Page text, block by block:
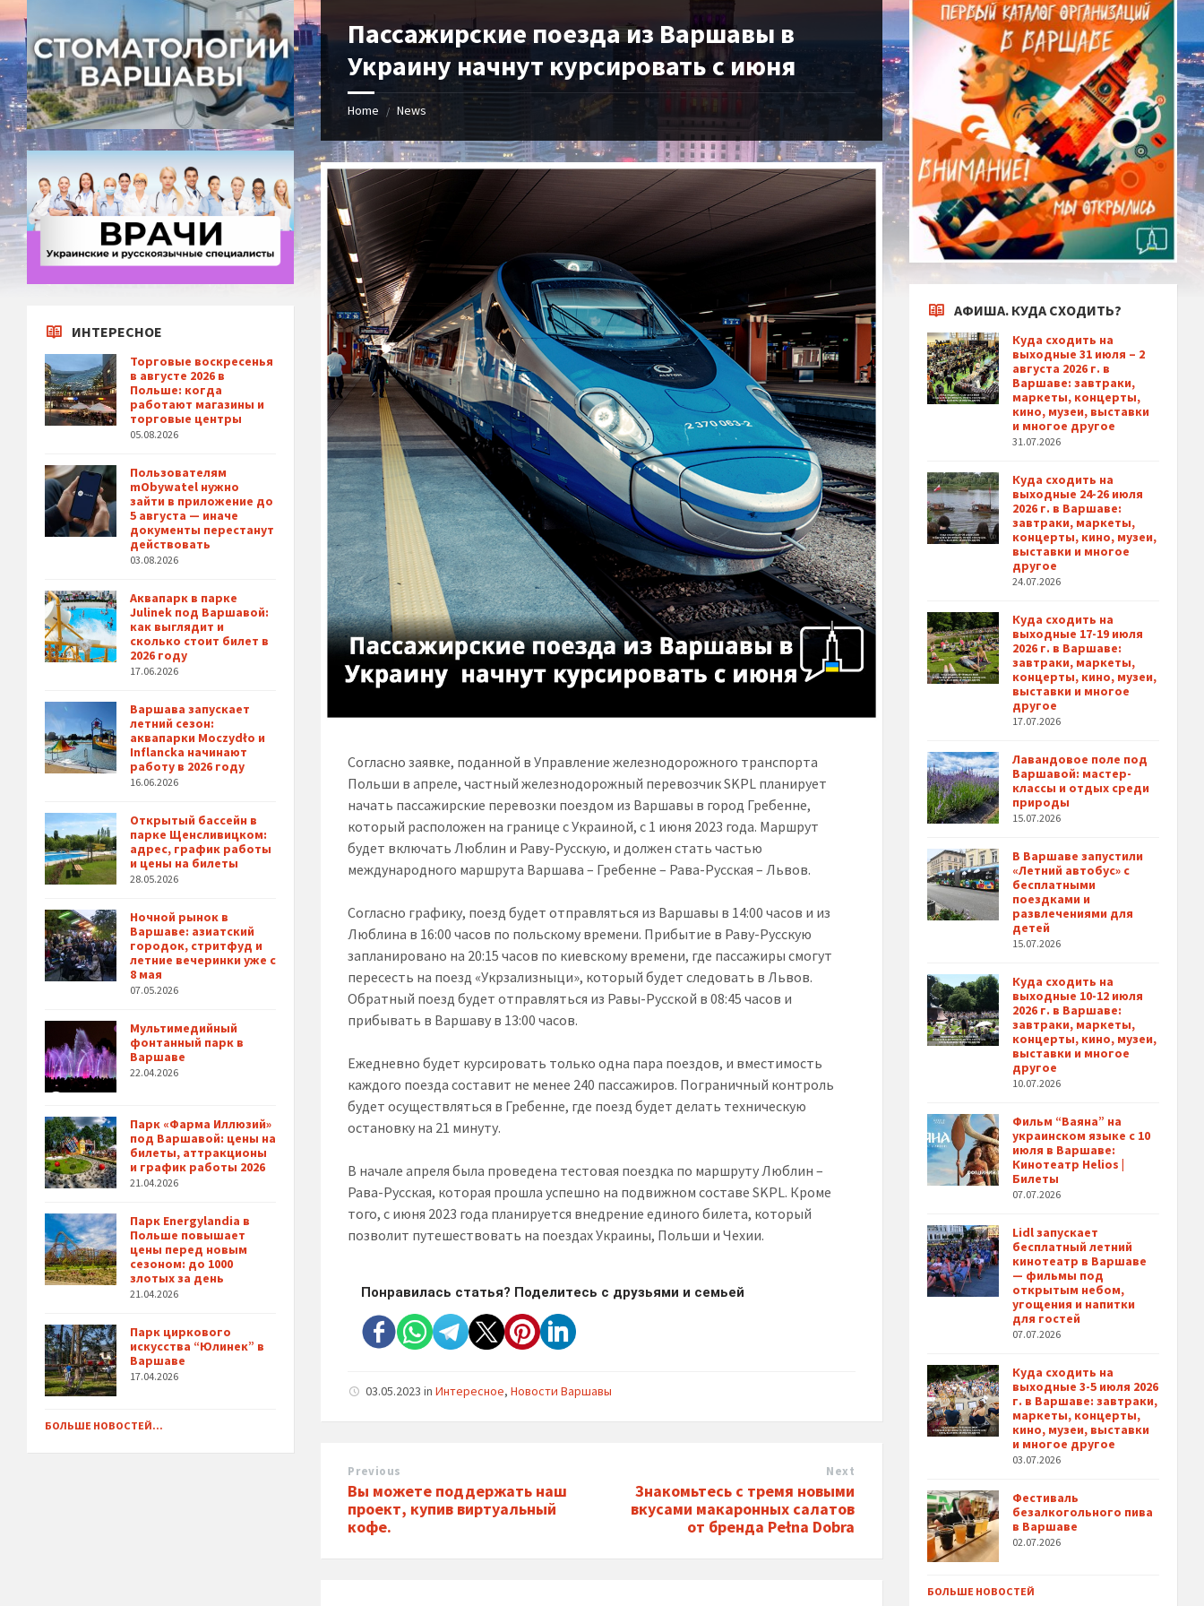
Пассажирские поезда из Варшавы в
Украину начнут курсировать с июня
Home / News
Согласно заявке, поданной в Управление железнодорожного транспорта
Польши в апреле, частный железнодорожный перевозчик SKPL планирует
начать пассажирские перевозки поездом из Варшавы в город Гребенне,
который расположен на границе с Украиной, с 1 июня 2023 года. Маршрут
будет включать Люблин и Раву-Русскую, и должен стать частью
международного маршрута Варшава – Гребенне – Рава-Русская – Львов.
Согласно графику, поезд будет отправляться из Варшавы в 14:00 часов и из
Люблина в 16:00 часов по польскому времени. Прибытие в Раву-Русскую
запланировано на 20:15 часов по киевскому времени, где пассажиры смогут
пересесть на поезд «Укрзализныци», который будет следовать в Львов.
Обратный поезд будет отправляться из Равы-Русской в 08:45 часов и
прибывать в Варшаву в 13:00 часов.
Ежедневно будет курсировать только одна пара поездов, и вместимость
каждого поезда составит не менее 240 пассажиров. Пограничный контроль
будет осуществляться в Гребенне, где поезд будет делать техническую
остановку на 21 минуту.
В начале апреля была проведена тестовая поездка по маршруту Люблин –
Рава-Русская, которая прошла успешно на подвижном составе SKPL. Кроме
того, с июня 2023 года планируется внедрение единого билета, который
позволит путешествовать на поездах Украины, Польши и Чехии.
Понравилась статья? Поделитесь с друзьями и семьей
03.05.2023inИнтересное,Новости Варшавы
Previous
Вы можете поддержать наш
проект, купив виртуальный
кофе.
Next
Знакомьтесь с тремя новыми
вкусами макаронных салатов
от бренда Pełna Dobra
ИНТЕРЕСНОЕ
Торговые воскресенья
в августе 2026 в
Польше: когда
работают магазины и
торговые центры
05.08.2026
Пользователям
mObywatel нужно
зайти в приложение до
5 августа — иначе
документы перестанут
действовать
03.08.2026
Аквапарк в парке
Julinek под Варшавой:
как выглядит и
сколько стоит билет в
2026 году
17.06.2026
Варшава запускает
летний сезон:
аквапарки Moczydło и
Inflancka начинают
работу в 2026 году
16.06.2026
Открытый бассейн в
парке Щенсливицком:
адрес, график работы
и цены на билеты
28.05.2026
Ночной рынок в
Варшаве: азиатский
городок, стритфуд и
летние вечеринки уже с
8 мая
07.05.2026
Мультимедийный
фонтанный парк в
Варшаве
22.04.2026
Парк «Фарма Иллюзий»
под Варшавой: цены на
билеты, аттракционы
и график работы 2026
21.04.2026
Парк Energylandia в
Польше повышает
цены перед новым
сезоном: до 1000
злотых за день
21.04.2026
Парк циркового
искусства “Юлинек” в
Варшаве
17.04.2026
БОЛЬШЕ НОВОСТЕЙ...
АФИША. КУДА СХОДИТЬ?
Куда сходить на
выходные 31 июля – 2
августа 2026 г. в
Варшаве: завтраки,
маркеты, концерты,
кино, музеи, выставки
и многое другое
31.07.2026
Куда сходить на
выходные 24-26 июля
2026 г. в Варшаве:
завтраки, маркеты,
концерты, кино, музеи,
выставки и многое
другое
24.07.2026
Куда сходить на
выходные 17-19 июля
2026 г. в Варшаве:
завтраки, маркеты,
концерты, кино, музеи,
выставки и многое
другое
17.07.2026
Лавандовое поле под
Варшавой: мастер-
классы и отдых среди
природы
15.07.2026
В Варшаве запустили
«Летний автобус» с
бесплатными
поездками и
развлечениями для
детей
15.07.2026
Куда сходить на
выходные 10-12 июля
2026 г. в Варшаве:
завтраки, маркеты,
концерты, кино, музеи,
выставки и многое
другое
10.07.2026
Фильм “Ваяна” на
украинском языке с 10
июля в Варшаве:
Кинотеатр Helios |
Билеты
07.07.2026
Lidl запускает
бесплатный летний
кинотеатр в Варшаве
— фильмы под
открытым небом,
угощения и напитки
для гостей
07.07.2026
Куда сходить на
выходные 3-5 июля 2026
г. в Варшаве: завтраки,
маркеты, концерты,
кино, музеи, выставки
и многое другое
03.07.2026
Фестиваль
безалкогольного пива
в Варшаве
02.07.2026
БОЛЬШЕ НОВОСТЕЙ